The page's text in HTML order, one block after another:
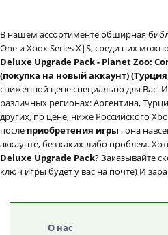
В нашем ассортименте обширная
One и Xbox Series X|S, среди них можно
Deluxe Upgrade Pack - Planet Zoo:
(покупка на новый аккаунт)
сниженной цене специально для Вас.
различных регионах: Аргентина,
других, по цене, ниже Российского
после приобретения игры , она
аккаунте, без каких-либо проблем.
Deluxe Upgrade Pack? Заказывайте
ключ игры будет у вас на почте) И
О нас